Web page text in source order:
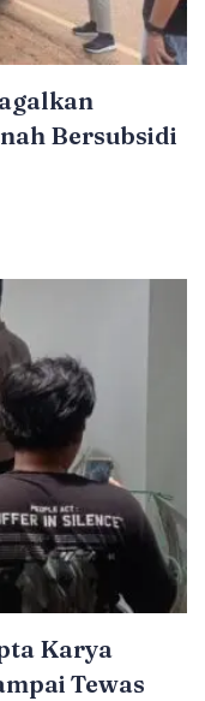
Bersubsidi
Karya
Tewas